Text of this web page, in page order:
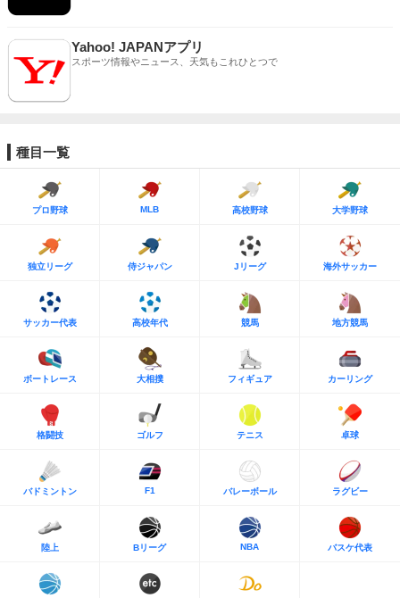
Yahoo! JAPANアプリ
スポーツ情報やニュース、天気もこれひとつで
種目一覧
プロ野球 MLB 高校野球 大学野球
独立リーグ 侍ジャパン Jリーグ 海外サッカー
サッカー代表 高校年代 競馬 地方競馬
ボートレース 大相撲 フィギュア カーリング
格闘技 ゴルフ テニス 卓球
バドミントン F1 バレーボール ラグビー
陸上 Bリーグ NBA バスケ代表